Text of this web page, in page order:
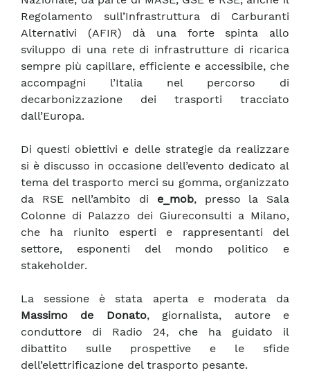
Regolamento sull’Infrastruttura di Carburanti
Alternativi (AFIR) dà una forte spinta allo
sviluppo di una rete di infrastrutture di ricarica
sempre più capillare, efficiente e accessibile, che
accompagni l’Italia nel percorso di
decarbonizzazione dei trasporti tracciato
dall’Europa.
Di questi obiettivi e delle strategie da realizzare
si è discusso in occasione dell’evento dedicato al
tema del trasporto merci su gomma, organizzato
da RSE nell’ambito di e_mob, presso la Sala
Colonne di Palazzo dei Giureconsulti a Milano,
che ha riunito esperti e rappresentanti del
settore, esponenti del mondo politico e
stakeholder.
La sessione è stata aperta e moderata da
Massimo de Donato, giornalista, autore e
conduttore di Radio 24, che ha guidato il
dibattito sulle prospettive e le sfide
dell’elettrificazione del trasporto pesante.